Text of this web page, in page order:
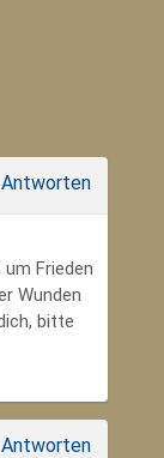
Antworten
Frieden
Wunden
bitte
Antworten